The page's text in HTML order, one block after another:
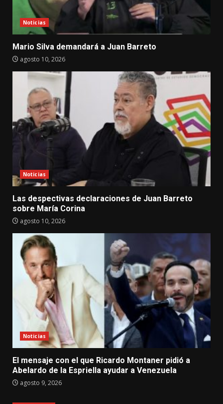
Noticias
Mario Silva demandará a Juan Barreto
agosto 10, 2026
Noticias
Las despectivas declaraciones de Juan Barreto
sobre María Corina
agosto 10, 2026
Noticias
El mensaje con el que Ricardo Montaner pidió a
Abelardo de la Espriella ayudar a Venezuela
agosto 9, 2026